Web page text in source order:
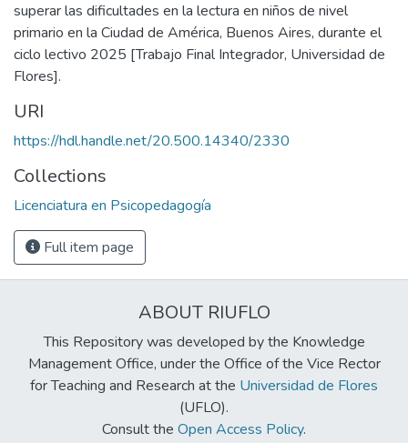
superar las dificultades en la lectura en niños de nivel
primario en la Ciudad de América, Buenos Aires, durante el
ciclo lectivo 2025 [Trabajo Final Integrador, Universidad de
Flores].
URI
https://hdl.handle.net/20.500.14340/2330
Collections
Licenciatura en Psicopedagogía
Full item page
ABOUT RIUFLO
This Repository was developed by the Knowledge
Management Office, under the Office of the Vice Rector
for Teaching and Research at the Universidad de Flores
(UFLO).
Consult the Open Access Policy.